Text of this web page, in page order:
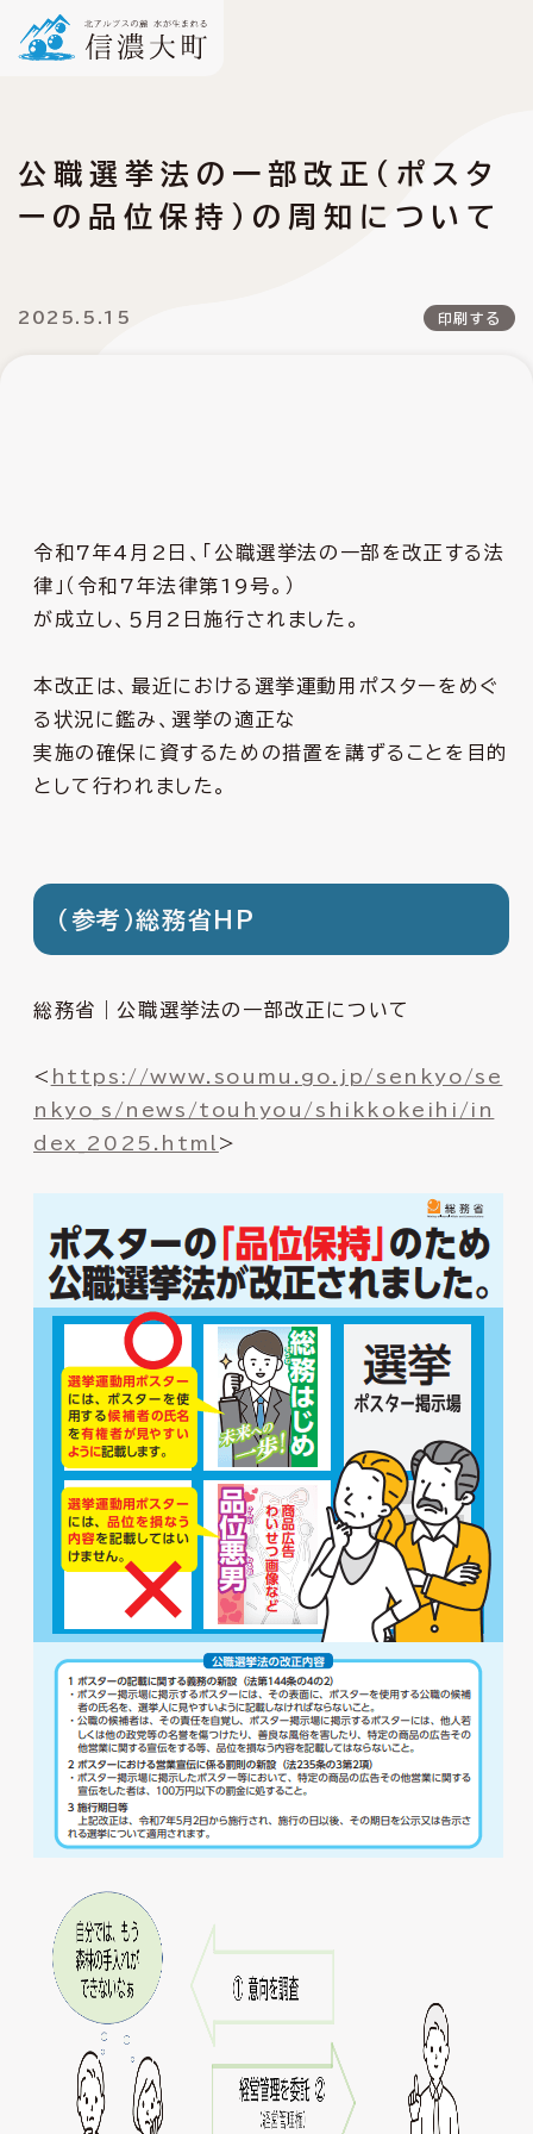
公職選挙法の一部改正（ポスタ
ーの品位保持）の周知について
2025.5.15 印刷する
令和7年4月2日、「公職選挙法の一部を改正する法
律」（令和7年法律第19号。）
が成立し、５月2日施行されました。
本改正は、最近における選挙運動用ポスターをめぐ
る状況に鑑み、選挙の適正な
実施の確保に資するための措置を講ずることを目的
として行われました。
（参考）総務省ＨＰ
総務省｜公職選挙法の一部改正について
< https://www.soumu.go.jp/senkyo/se
nkyo_s/news/touhyou/shikkokeihi/in
dex_2025.html >